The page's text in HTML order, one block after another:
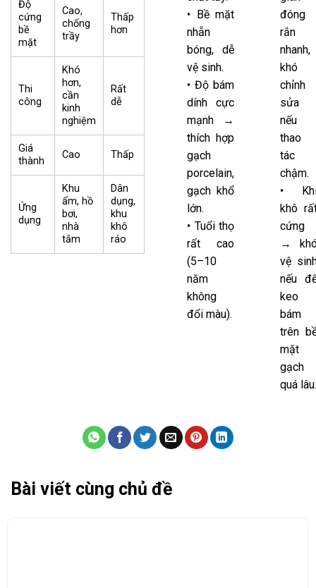
Độ
cứng
bề
mặt
Cao,
chống
trầy
Thấp
hơn
Thi
công
Khó
hơn,
cần
kinh
nghiệm
Rất
dễ
Giá
thành
Cao Thấp
Ứng
dụng
Khu
ẩm, hồ
bơi,
nhà
tắm
Dân
dụng,
khu
khô
ráo
• Bề mặt
nhẵn
bóng, dễ
vệ sinh.
• Độ bám
dính cực
mạnh →
thích hợp
gạch
porcelain,
gạch khổ
lớn.
• Tuổi thọ
rất cao
(5–10
năm
không
đổi màu).
đóng
rắn
nhanh,
khó
chỉnh
sửa
nếu
thao
tác
chậm.
•
khô
cứng
→
vệ
nếu
keo
bám
trên
mặt
gạch
quá lâu.
Bài viết cùng chủ đề